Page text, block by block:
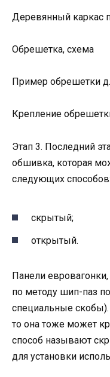
Деревянный каркас
Обрешетка, схема
Пример обрешетки
Крепление
Этап 3. Последний
обшивка, которая
следующих способов:
скрытый;
открытый.
Панели
по методу шип-паз
специальные скобы).
то она тоже может
способ называют
для установки